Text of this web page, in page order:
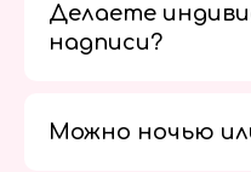
Делаете
надписи?
Можно ночью